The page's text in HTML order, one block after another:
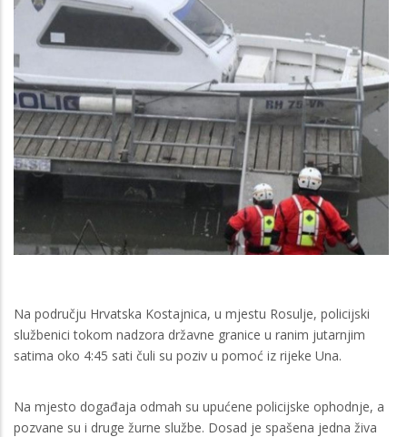
Na području Hrvatska Kostajnica, u mjestu Rosulje, policijski
službenici tokom nadzora državne granice u ranim jutarnjim
satima oko 4:45 sati čuli su poziv u pomoć iz rijeke Una.
Na mjesto događaja odmah su upućene policijske ophodnje, a
pozvane su i druge žurne službe. Dosad je spašena jedna živa